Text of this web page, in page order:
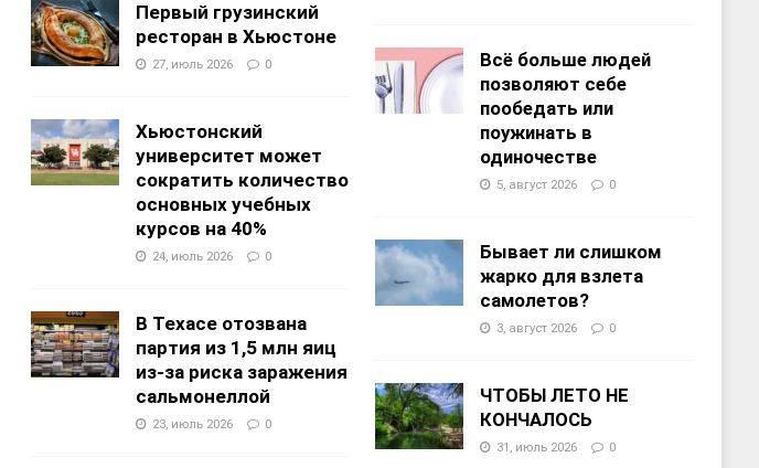
Первый грузинский
ресторан в Хьюстоне
27, июль 2026 0
Хьюстонский
университет может
сократить количество
основных учебных
курсов на 40%
24, июль 2026 0
В Техасе отозвана
партия из 1,5 млн яиц
из-за риска заражения
сальмонеллой
23, июль 2026 0
Всё больше людей
позволяют себе
пообедать или
поужинать в
одиночестве
5, август 2026 0
Бывает ли слишком
жарко для взлета
самолетов?
3, август 2026 0
ЧТОБЫ ЛЕТО НЕ
КОНЧАЛОСЬ
31, июль 2026 0